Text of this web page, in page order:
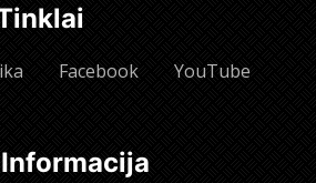
Facebook YouTube